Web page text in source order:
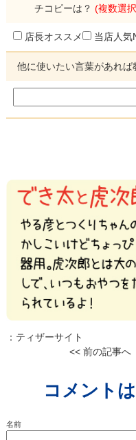
チコピーは？ (複数選
店長オススメ 当店人気
他に使いたい言葉があれば
： ティザーサイト
<< 前の記事へ
コメント
名前